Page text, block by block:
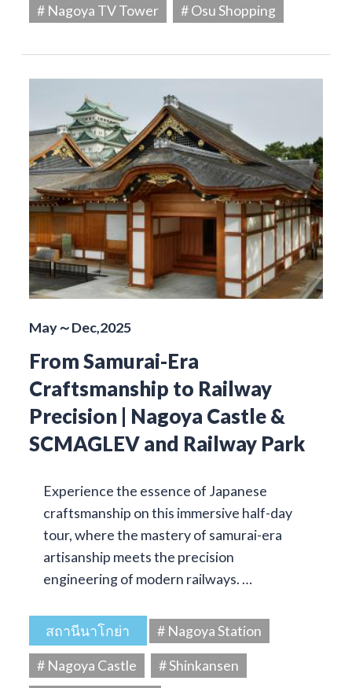
# Nagoya TV Tower
# Osu Shopping
May～Dec,2025
From Samurai-Era
Craftsmanship to Railway
Precision | Nagoya Castle &
SCMAGLEV and Railway Park
Experience the essence of Japanese
craftsmanship on this immersive half-day
tour, where the mastery of samurai-era
artisanship meets the precision
engineering of modern railways. …
สถานีนาโกย่า
# Nagoya Station
# Nagoya Castle
# Shinkansen